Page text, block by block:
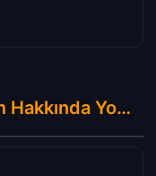
Atlanta : 3.Sezon 1.Bölüm Hakkında Yorumlar